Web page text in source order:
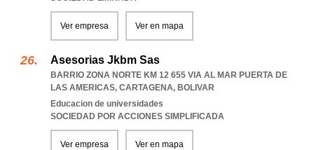
Ver empresa Ver en mapa
Asesorias Jkbm Sas
BARRIO ZONA NORTE KM 12 655 VIA AL MAR PUERTA DE
LAS AMERICAS, CARTAGENA, BOLIVAR
Educacion de universidades
SOCIEDAD POR ACCIONES SIMPLIFICADA
Ver empresa Ver en mapa